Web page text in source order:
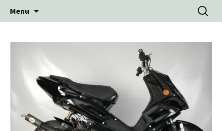
Menu
inhoud
Zoeken
naar: